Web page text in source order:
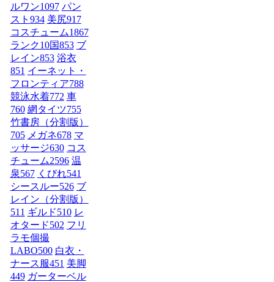
ルワン1097 パン
スト 934 美尻917
コスチューム1867
ランク10国853 ブ
レイン853 浴衣
851 イーネット・
フロンティア788
競泳水着772 車
760 網タイツ755
竹書房（分割版）
705 メガネ678 マ
ッサージ630 コス
チューム2596 温
泉567 くびれ541
シースルー526 ブ
レイン（分割版）
511 ギルド510 レ
オタード502 フリ
ラモ個撮
LABO500 白衣・
ナース服451 美脚
449 ガーターベル